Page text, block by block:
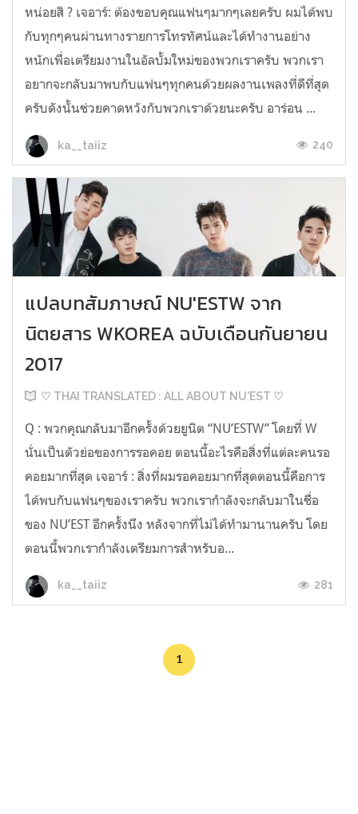
หน่อยสิ ? เจอาร์: ต้องขอบคุณแฟนๆมากๆเลยครับ ผมได้พบ
กับทุกๆคนผ่านทางรายการโทรทัศน์และได้ทำงานอย่าง
หนักเพื่อเตรียมงานในอัลบั้มใหม่ของพวกเราครับ พวกเรา
อยากจะกลับมาพบกับแฟนๆทุกคนด้วยผลงานเพลงที่ดีที่สุด
ครับดังนั้นช่วยคาดหวังกับพวกเราด้วยนะครับ อาร่อน ...
ka__taiiz 240
แปลบทสัมภาษณ์ NU'ESTW จาก
นิตยสาร WKOREA ฉบับเดือนกันยายน
2017
♡ THAI TRANSLATED : ALL ABOUT NU'EST ♡
Q : พวกคุณกลับมาอีกครั้งด้วยยูนิต “NU’ESTW” โดยที่ W
นั่นเป็นตัวย่อของการรอคอย ตอนนี้อะไรคือสิ่งที่แต่ละคนรอ
คอยมากที่สุด เจอาร์ : สิ่งที่ผมรอคอยมากที่สุดตอนนี้คือการ
ได้พบกับแฟนๆของเราครับ พวกเรากำลังจะกลับมาในชื่อ
ของ NU’EST อีกครั้งนึง หลังจากที่ไม่ได้ทำมานานครับ โดย
ตอนนี้พวกเรากำลังเตรียมการสำหรับอ...
ka__taiiz 281
1